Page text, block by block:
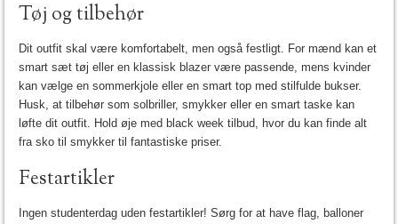
Tøj og tilbehør
Dit outfit skal være komfortabelt, men også festligt. For mænd kan et
smart sæt tøj eller en klassisk blazer være passende, mens kvinder
kan vælge en sommerkjole eller en smart top med stilfulde bukser.
Husk, at tilbehør som solbriller, smykker eller en smart taske kan
løfte dit outfit. Hold øje med black week tilbud, hvor du kan finde alt
fra sko til smykker til fantastiske priser.
Festartikler
Ingen studenterdag uden festartikler! Sørg for at have flag, balloner